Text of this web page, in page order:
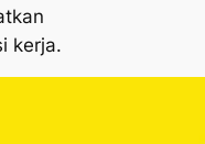
kerja.